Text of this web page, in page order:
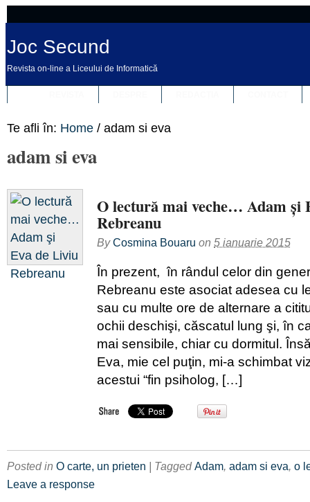
Joc Secund
Revista on-line a Liceului de Informatică
Te afli în: Home / adam si eva
adam si eva
O lectură mai veche… Adam şi
Rebreanu
ByCosmina Bouaru on 5 ianuarie 2015
În prezent, în rândul celor din
Rebreanu este asociat adesea cu
sau cu multe ore de alternare a
ochii deschişi, căscatul lung şi, în
mai sensibile, chiar cu dormitul.
Eva, mie cel puţin, mi-a schimbat
acestui “fin psiholog, […]
Posted in O carte, un prieten | TaggedAdam, adam si eva, o
Leave a response